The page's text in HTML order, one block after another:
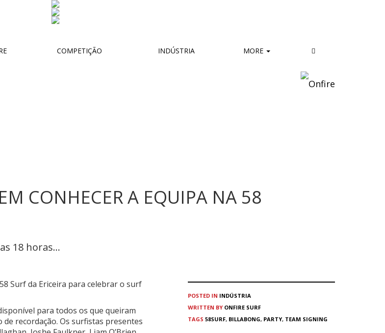
COMPETIÇÃO INDÚSTRIA MORE
CONHECER A EQUIPA NA 58
18 horas...
Surf da Ericeira para celebrar o surf
para todos os que queiram
recordação. Os surfistas presentes
POSTED IN INDÚSTRIA
WRITTEN BY ONFIRE SURF
TAGS 58SURF, BILLABONG, PARTY, TEAM SIGNING